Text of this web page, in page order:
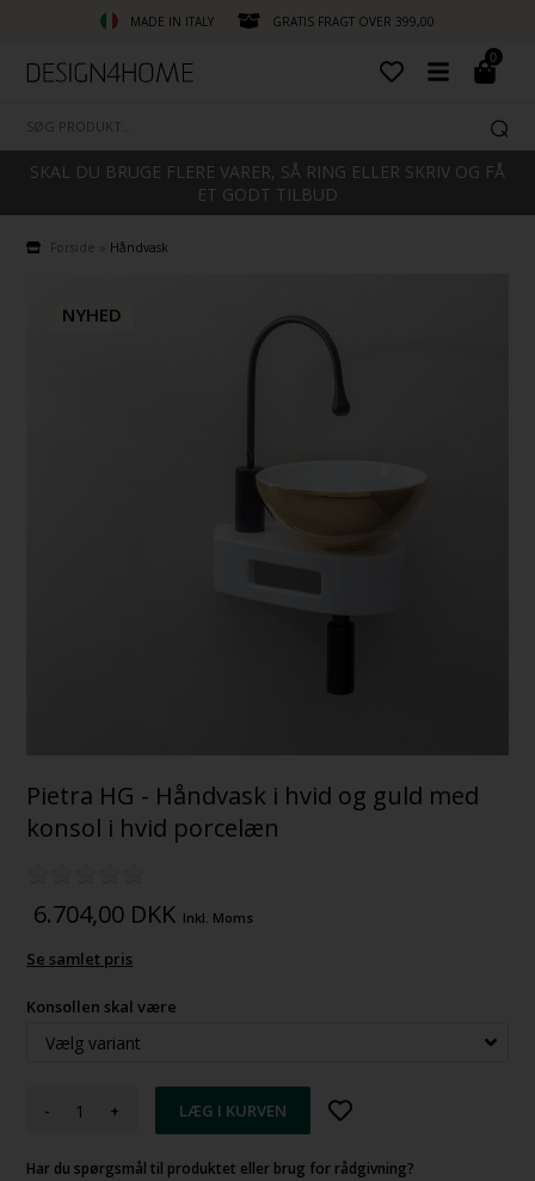
MADE IN ITALY GRATIS FRAGT OVER 399,00
0
SKAL DU BRUGE FLERE VARER, SÅ RING ELLER SKRIV OG FÅ
ET GODT TILBUD
Forside Håndvask
NYHED
Pietra HG - Håndvask i hvid og guld med
konsol i hvid porcelæn
6.704,00 DKK Inkl. Moms
Se samlet pris
Konsollen skal være
- +
Har du spørgsmål til produktet eller brug for rådgivning?